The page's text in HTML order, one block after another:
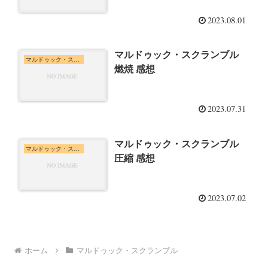
2023.08.01
マルドゥック・スクランブル
燃焼 感想
2023.07.31
マルドゥック・スクランブル
圧縮 感想
2023.07.02
ホーム マルドゥック・スクランブル